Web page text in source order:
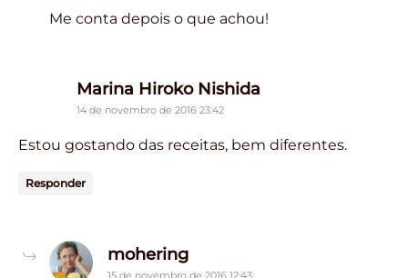
Me conta depois o que achou!
Marina Hiroko Nishida
14 de novembro de 2016 23:42
Estou gostando das receitas, bem diferentes.
Responder
moheringsays:
15 de novembro de 2016 12:43